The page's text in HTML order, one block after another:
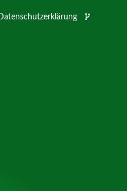
Datenschutzerklärung